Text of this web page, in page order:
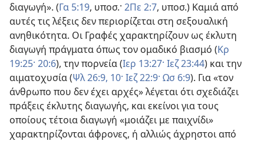
διαγωγή». (Γα 5:19, υποσ.· 2Πε 2:7, υποσ.) Καμιά από
αυτές τις λέξεις δεν περιορίζεται στη σεξουαλική
ανηθικότητα. Οι Γραφές χαρακτηρίζουν ως έκλυτη
διαγωγή πράγματα όπως τον ομαδικό βιασμό (Κρ
19:25· 20:6), την πορνεία (Ιερ 13:27· Ιεζ 23:44) και την
αιματοχυσία (Ψλ 26:9, 10· Ιεζ 22:9· Ωσ 6:9). Για «τον
άνθρωπο που δεν έχει αρχές» λέγεται ότι σχεδιάζει
πράξεις έκλυτης διαγωγής, και εκείνοι για τους
οποίους τέτοια διαγωγή «μοιάζει με παιχνίδι»
χαρακτηρίζονται άφρονες, ή αλλιώς άχρηστοι από